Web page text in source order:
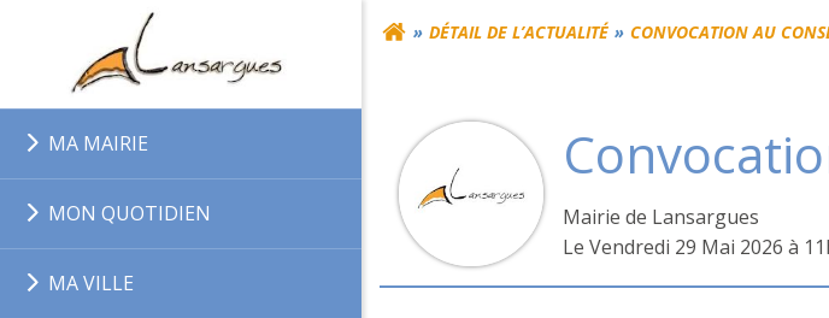
MA MAIRIE
MON QUOTIDIEN
MA VILLE
DÉTAIL DE L’ACTUALITÉ CONVOCATION AU
Mairie de Lansargues
Le Vendredi 29 Mai 2026 à